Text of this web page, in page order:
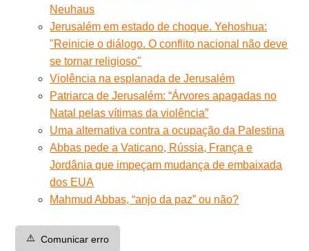
Neuhaus
Jerusalém em estado de choque. Yehoshua:
"Reinicie o diálogo. O conflito nacional não deve
se tornar religioso"
Violência na esplanada de Jerusalém
Patriarca de Jerusalém: “Árvores apagadas no
Natal pelas vítimas da violência”
Uma alternativa contra a ocupação da Palestina
Abbas pede a Vaticano, Rússia, França e
Jordânia que impeçam mudança de embaixada
dos EUA
Mahmud Abbas, “anjo da paz” ou não?
⚠️ Comunicar erro